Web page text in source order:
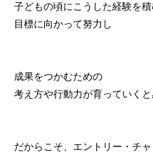
子どもの頃にこうした経験を
目標に向かって努力し
成果をつかむための
考え方や行動力が育っていくと
だからこそ、エントリー・チ